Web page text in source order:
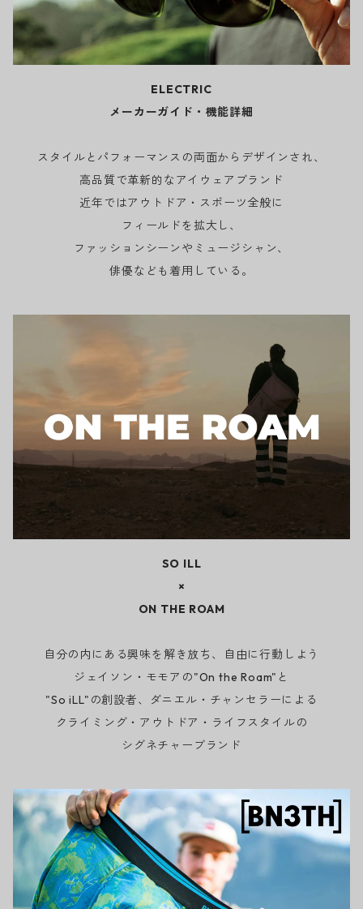
ELECTRIC
メーカーガイド・機能詳細
スタイルとパフォーマンスの両面からデザインされ、
高品質で革新的なアイウェアブランド
近年ではアウトドア・スポーツ全般に
フィールドを拡大し、
ファッションシーンやミュージシャン、
俳優なども着用している。
SO ILL
×
ON THE ROAM
自分の内にある興味を解き放ち、自由に行動しよう
ジェイソン・モモアの"On the Roam"と
"So iLL"の創設者、ダニエル・チャンセラーによる
クライミング・アウトドア・ライフスタイルの
シグネチャーブランド